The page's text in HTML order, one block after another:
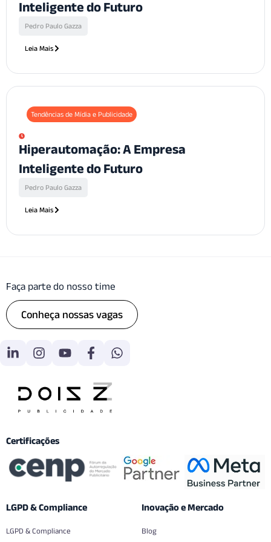
Inteligente do Futuro
Pedro Paulo Gazza
Leia Mais
Tendências de Mídia e Publicidade
Hiperautomação: A Empresa
Inteligente do Futuro
Pedro Paulo Gazza
Leia Mais
Faça parte do nosso time
Conheça nossas vagas
Certificações
LGPD & Compliance
LGPD & Compliance
Inovação e Mercado
Blog